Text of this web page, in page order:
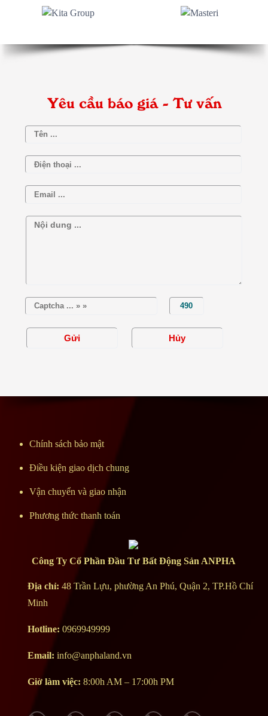
Tin vui cho nhà đầu tư Aqua City khi có tin đầu tư đường liên
vùng 4 kết nối Đồng Nai - Sài Gòn
bán biệt thự Aqua City
bán nhà phố Aqua City
AQua City Đảo Phượng Hoàng
Yêu cầu báo giá - Tư vấn
Chính sách bảo mật
Điều kiện giao dịch chung
Vận chuyển và giao nhận
Phương thức thanh toán
Công Ty Cổ Phần Đầu Tư Bất Động Sản ANPHA
Địa chỉ: 48 Trần Lựu, phường An Phú,Quận 2,TP.Hồ Chí
Minh
Hotline: 0969949999
Email: info@anphaland.vn
Giờ làm việc: 8:00h AM – 17:00h PM